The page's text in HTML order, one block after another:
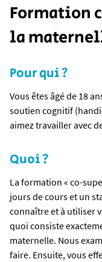
Formation
la
Pour qui ?
Vous êtes âgé de 18
soutien cognitif
aimez travailler avec
Quoi ?
La formation « co-
jours de cours et un
connaître et à utiliser
quoi consiste
maternelle. Nous
faire. Ensuite, vous